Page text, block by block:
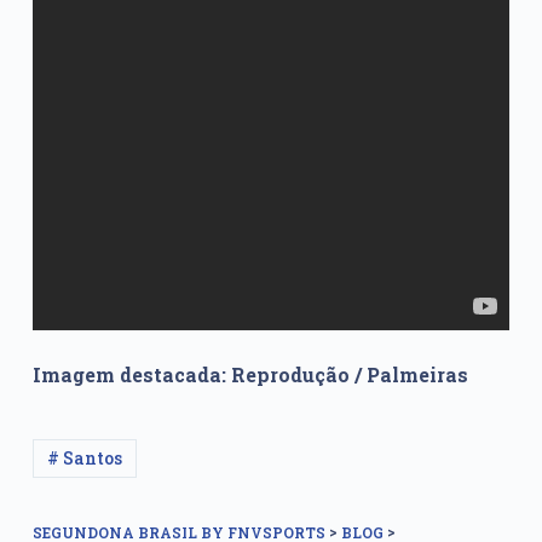
Imagem destacada: Reprodução / Palmeiras
# Santos
SEGUNDONA BRASIL BY FNVSPORTS > BLOG >